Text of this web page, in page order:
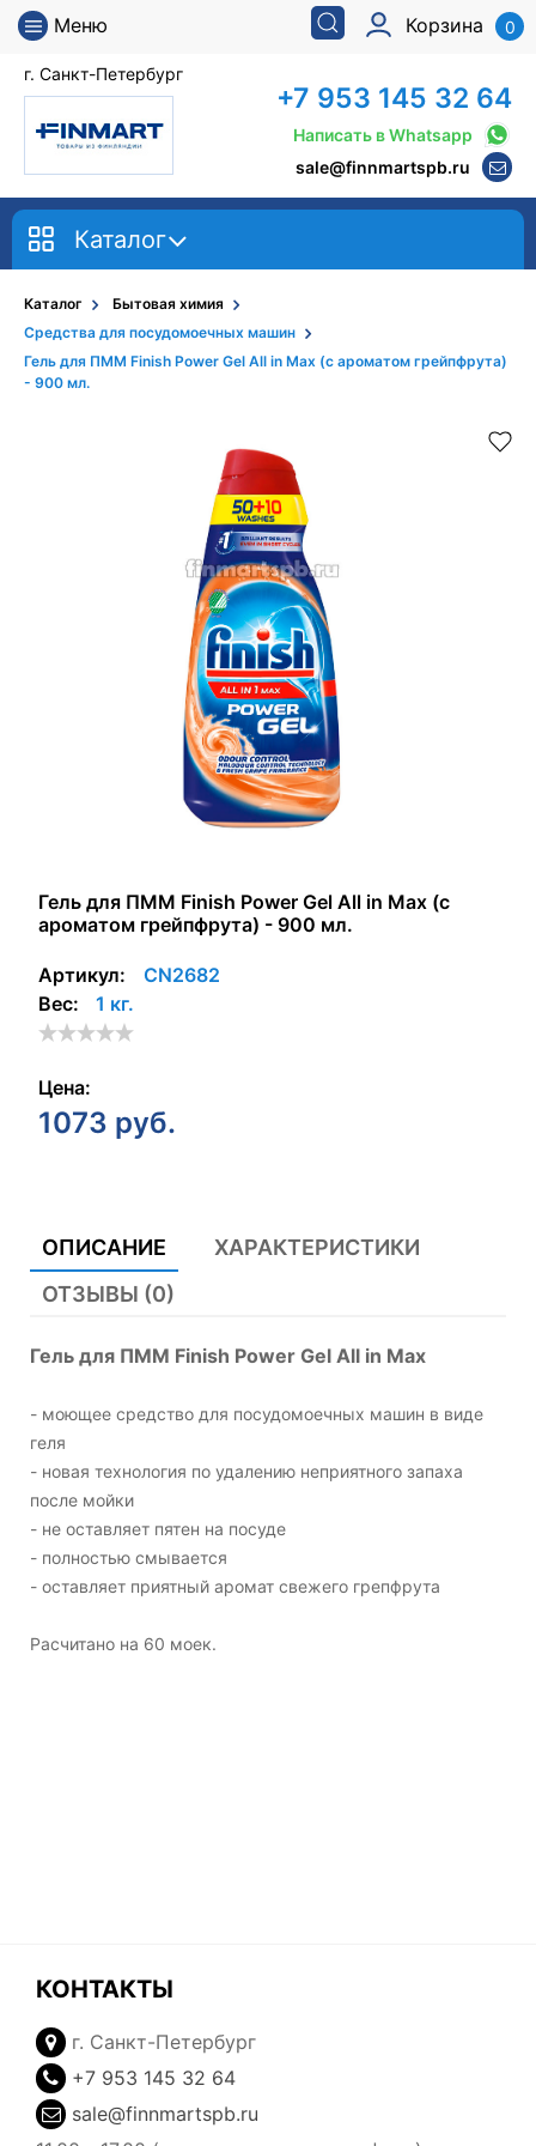
Меню
г. Санкт-Петербург
Корзина 0
+7 953 145 32 64
Написать в Whatsapp
sale@finnmartspb.ru
Каталог
Каталог
Бытовая химия
Средства для посудомоечных машин
Гель для ПММ Finish Power Gel All in Max (с ароматом грейпфрута)
- 900 мл.
Гель для ПММ Finish Power Gel All in Max (с
ароматом грейпфрута) - 900 мл.
Артикул:
CN2682
Вес:
1 кг.
Цена:
1073 руб.
ОПИСАНИЕ
ХАРАКТЕРИСТИКИ
ОТЗЫВЫ (0)
Гель для ПММ Finish Power Gel All in Max
- моющее средство для посудомоечных машин в виде
геля
- новая технология по удалению неприятного запаха
после мойки
- не оставляет пятен на посуде
- полностью смывается
- оставляет приятный аромат свежего грепфрута
Расчитано на 60 моек.
КОНТАКТЫ
г. Санкт-Петербург
+7 953 145 32 64
sale@finnmartspb.ru